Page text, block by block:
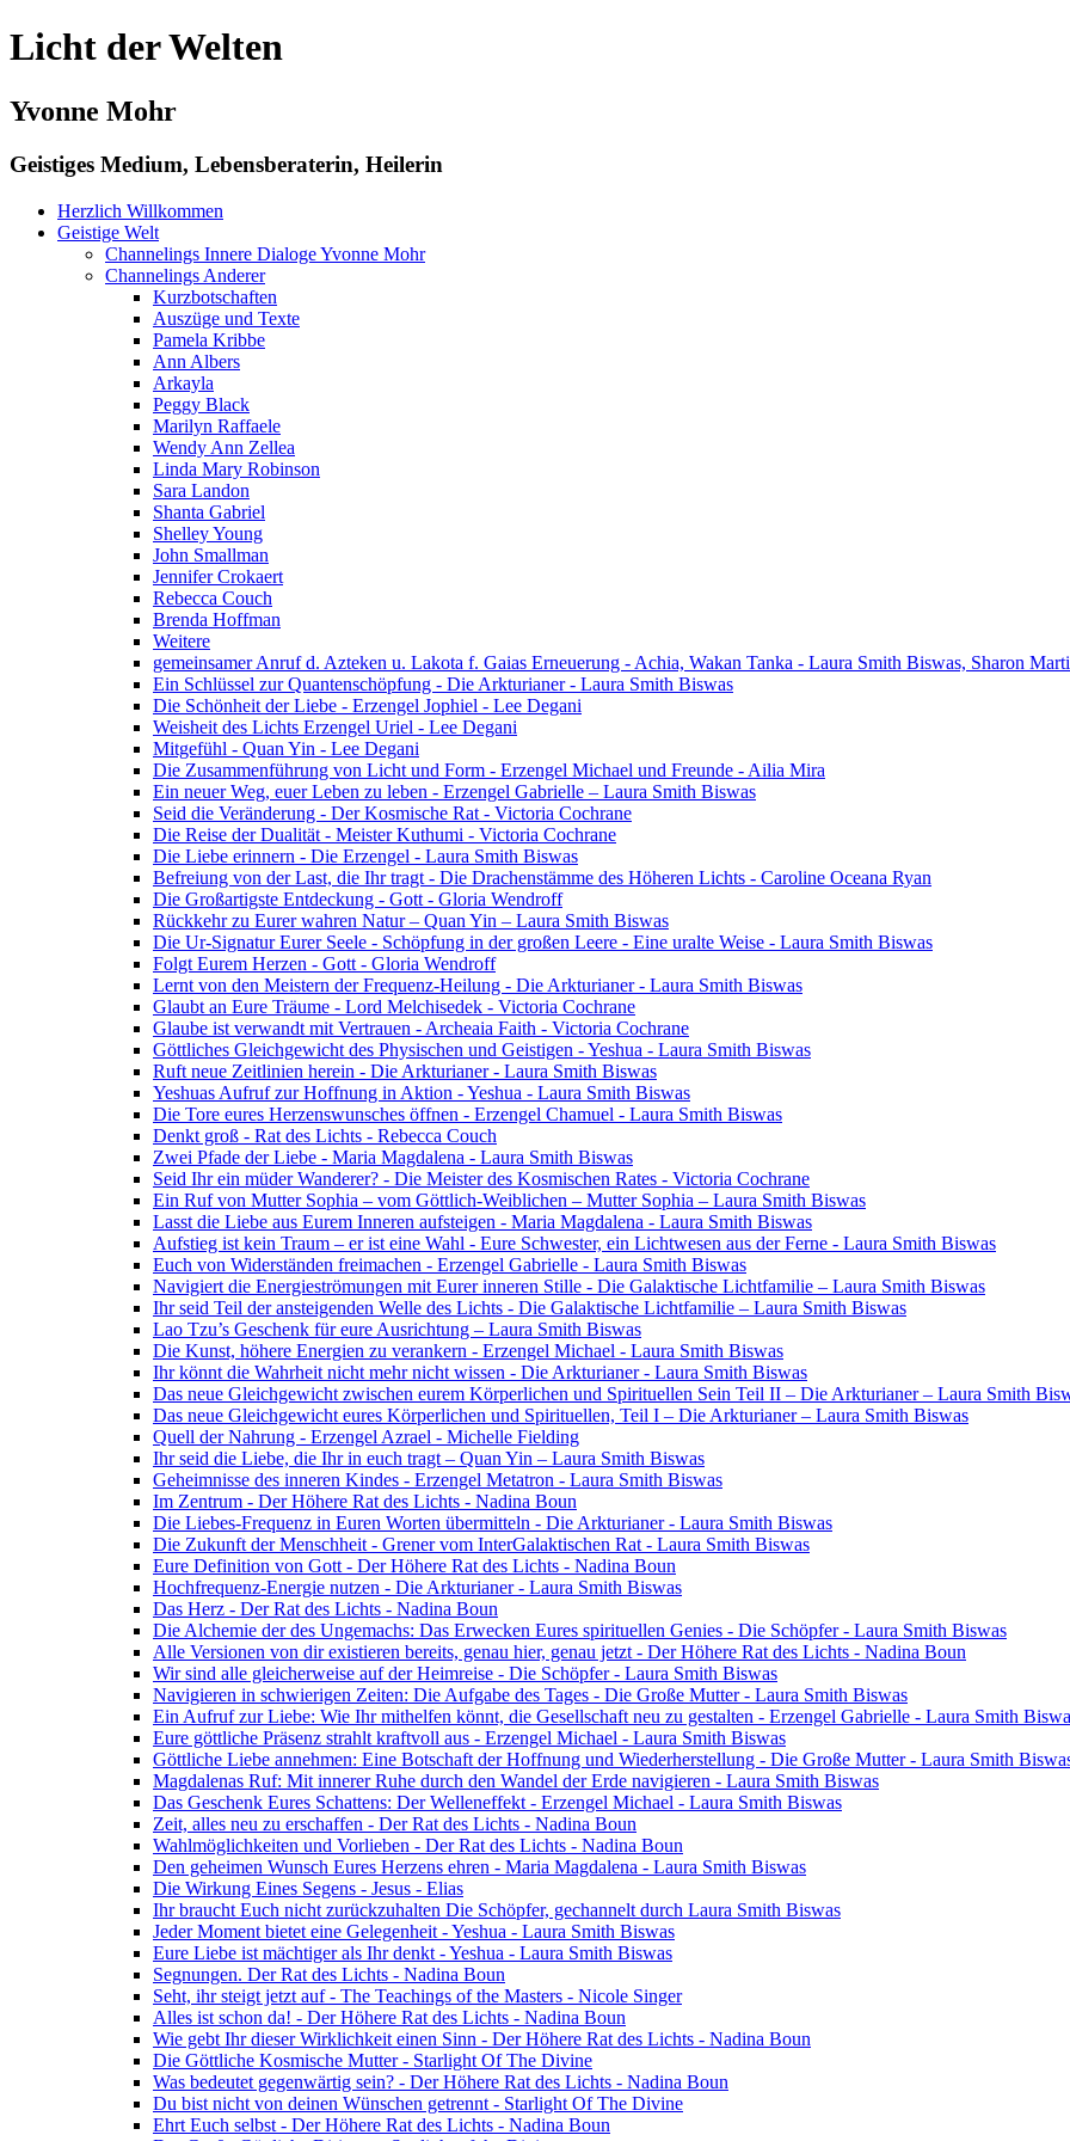
Licht der Welten
Yvonne Mohr
Geistiges Medium, Lebensberaterin, Heilerin
Herzlich Willkommen
Geistige Welt
Channelings Innere Dialoge Yvonne Mohr
Channelings Anderer
Kurzbotschaften
Auszüge und Texte
Pamela Kribbe
Ann Albers
Arkayla
Peggy Black
Marilyn Raffaele
Wendy Ann Zellea
Linda Mary Robinson
Sara Landon
Shanta Gabriel
Shelley Young
John Smallman
Jennifer Crokaert
Rebecca Couch
Brenda Hoffman
Weitere
gemeinsamer Anruf d. Azteken u. Lakota f. Gaias Erneuerung - Achia, Wakan Tanka - Laura Smith Biswas, Sharon
Ein Schlüssel zur Quantenschöpfung - Die Arkturianer - Laura Smith Biswas
Die Schönheit der Liebe - Erzengel Jophiel - Lee Degani
Weisheit des Lichts Erzengel Uriel - Lee Degani
Mitgefühl - Quan Yin - Lee Degani
Die Zusammenführung von Licht und Form - Erzengel Michael und Freunde - Ailia Mira
Ein neuer Weg, euer Leben zu leben - Erzengel Gabrielle – Laura Smith Biswas
Seid die Veränderung - Der Kosmische Rat - Victoria Cochrane
Die Reise der Dualität - Meister Kuthumi - Victoria Cochrane
Die Liebe erinnern - Die Erzengel - Laura Smith Biswas
Befreiung von der Last, die Ihr tragt - Die Drachenstämme des Höheren Lichts - Caroline Oceana Ryan
Die Großartigste Entdeckung - Gott - Gloria Wendroff
Rückkehr zu Eurer wahren Natur – Quan Yin – Laura Smith Biswas
Die Ur-Signatur Eurer Seele - Schöpfung in der großen Leere - Eine uralte Weise - Laura Smith Biswas
Folgt Eurem Herzen - Gott - Gloria Wendroff
Lernt von den Meistern der Frequenz-Heilung - Die Arkturianer - Laura Smith Biswas
Glaubt an Eure Träume - Lord Melchisedek - Victoria Cochrane
Glaube ist verwandt mit Vertrauen - Archeaia Faith - Victoria Cochrane
Göttliches Gleichgewicht des Physischen und Geistigen - Yeshua - Laura Smith Biswas
Ruft neue Zeitlinien herein - Die Arkturianer - Laura Smith Biswas
Yeshuas Aufruf zur Hoffnung in Aktion - Yeshua - Laura Smith Biswas
Die Tore eures Herzenswunsches öffnen - Erzengel Chamuel - Laura Smith Biswas
Denkt groß - Rat des Lichts - Rebecca Couch
Zwei Pfade der Liebe - Maria Magdalena - Laura Smith Biswas
Seid Ihr ein müder Wanderer? - Die Meister des Kosmischen Rates - Victoria Cochrane
Ein Ruf von Mutter Sophia – vom Göttlich-Weiblichen – Mutter Sophia – Laura Smith Biswas
Lasst die Liebe aus Eurem Inneren aufsteigen - Maria Magdalena - Laura Smith Biswas
Aufstieg ist kein Traum – er ist eine Wahl - Eure Schwester, ein Lichtwesen aus der Ferne - Laura Smith Biswas
Euch von Widerständen freimachen - Erzengel Gabrielle - Laura Smith Biswas
Navigiert die Energieströmungen mit Eurer inneren Stille - Die Galaktische Lichtfamilie – Laura Smith Biswas
Ihr seid Teil der ansteigenden Welle des Lichts - Die Galaktische Lichtfamilie – Laura Smith Biswas
Lao Tzu’s Geschenk für eure Ausrichtung – Laura Smith Biswas
Die Kunst, höhere Energien zu verankern - Erzengel Michael - Laura Smith Biswas
Ihr könnt die Wahrheit nicht mehr nicht wissen - Die Arkturianer - Laura Smith Biswas
Das neue Gleichgewicht zwischen eurem Körperlichen und Spirituellen Sein Teil II – Die Arkturianer – Laura Smith
Das neue Gleichgewicht eures Körperlichen und Spirituellen, Teil I – Die Arkturianer – Laura Smith Biswas
Quell der Nahrung - Erzengel Azrael - Michelle Fielding
Ihr seid die Liebe, die Ihr in euch tragt – Quan Yin – Laura Smith Biswas
Geheimnisse des inneren Kindes - Erzengel Metatron - Laura Smith Biswas
Im Zentrum - Der Höhere Rat des Lichts - Nadina Boun
Die Liebes-Frequenz in Euren Worten übermitteln - Die Arkturianer - Laura Smith Biswas
Die Zukunft der Menschheit - Grener vom InterGalaktischen Rat - Laura Smith Biswas
Eure Definition von Gott - Der Höhere Rat des Lichts - Nadina Boun
Hochfrequenz-Energie nutzen - Die Arkturianer - Laura Smith Biswas
Das Herz - Der Rat des Lichts - Nadina Boun
Die Alchemie der des Ungemachs: Das Erwecken Eures spirituellen Genies - Die Schöpfer - Laura Smith Biswas
Alle Versionen von dir existieren bereits, genau hier, genau jetzt - Der Höhere Rat des Lichts - Nadina Boun
Wir sind alle gleicherweise auf der Heimreise - Die Schöpfer - Laura Smith Biswas
Navigieren in schwierigen Zeiten: Die Aufgabe des Tages - Die Große Mutter - Laura Smith Biswas
Ein Aufruf zur Liebe: Wie Ihr mithelfen könnt, die Gesellschaft neu zu gestalten - Erzengel Gabrielle - Laura Smith
Eure göttliche Präsenz strahlt kraftvoll aus - Erzengel Michael - Laura Smith Biswas
Göttliche Liebe annehmen: Eine Botschaft der Hoffnung und Wiederherstellung - Die Große Mutter - Laura Smith
Magdalenas Ruf: Mit innerer Ruhe durch den Wandel der Erde navigieren - Laura Smith Biswas
Das Geschenk Eures Schattens: Der Welleneffekt - Erzengel Michael - Laura Smith Biswas
Zeit, alles neu zu erschaffen - Der Rat des Lichts - Nadina Boun
Wahlmöglichkeiten und Vorlieben - Der Rat des Lichts - Nadina Boun
Den geheimen Wunsch Eures Herzens ehren - Maria Magdalena - Laura Smith Biswas
Die Wirkung Eines Segens - Jesus - Elias
Ihr braucht Euch nicht zurückzuhalten Die Schöpfer, gechannelt durch Laura Smith Biswas
Jeder Moment bietet eine Gelegenheit - Yeshua - Laura Smith Biswas
Eure Liebe ist mächtiger als Ihr denkt - Yeshua - Laura Smith Biswas
Segnungen. Der Rat des Lichts - Nadina Boun
Seht, ihr steigt jetzt auf - The Teachings of the Masters - Nicole Singer
Alles ist schon da! - Der Höhere Rat des Lichts - Nadina Boun
Wie gebt Ihr dieser Wirklichkeit einen Sinn - Der Höhere Rat des Lichts - Nadina Boun
Die Göttliche Kosmische Mutter - Starlight Of The Divine
Was bedeutet gegenwärtig sein? - Der Höhere Rat des Lichts - Nadina Boun
Du bist nicht von deinen Wünschen getrennt - Starlight Of The Divine
Ehrt Euch selbst - Der Höhere Rat des Lichts - Nadina Boun